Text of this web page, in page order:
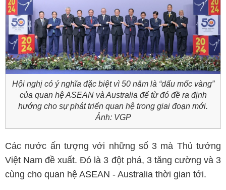
Hội nghị có ý nghĩa đặc biệt vì 50 năm là “dấu mốc vàng”
của quan hệ ASEAN và Australia để từ đó đề ra định
hướng cho sự phát triển quan hệ trong giai đoạn mới.
Ảnh: VGP
Các nước ấn tượng với những số 3 mà Thủ tướng
Việt Nam đề xuất. Đó là 3 đột phá, 3 tăng cường và 3
cùng cho quan hệ ASEAN - Australia thời gian tới.